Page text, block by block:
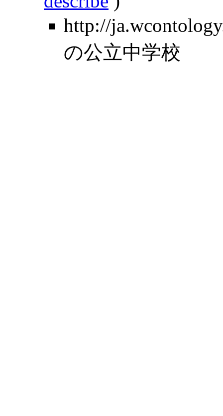
http://
の公立中学校